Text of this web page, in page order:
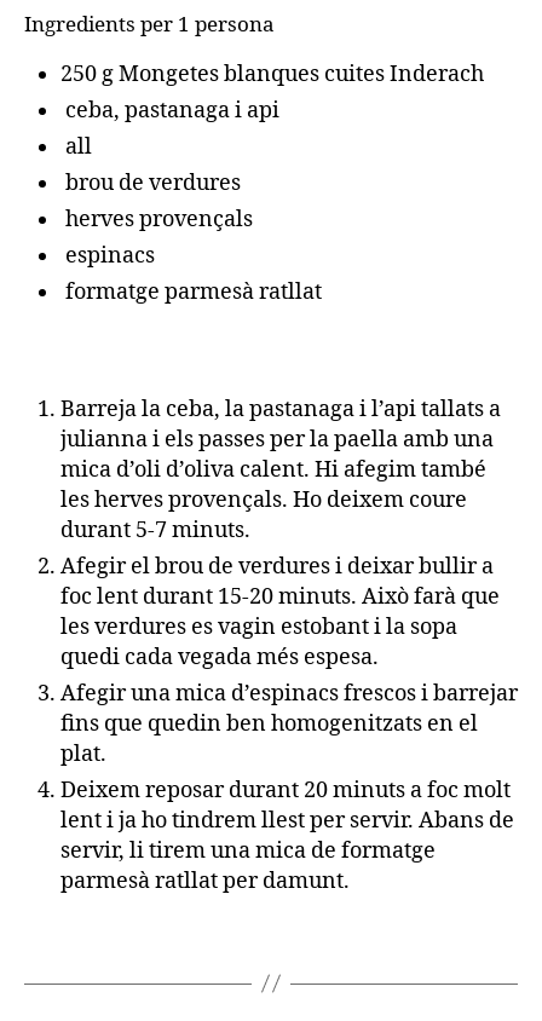
Ingredients per 1 persona
250 g Mongetes blanques cuites Inderach
ceba, pastanaga i api
all
brou de verdures
herves provençals
espinacs
formatge parmesà ratllat
Barreja la ceba, la pastanaga i l’api tallats a
julianna i els passes per la paella amb una
mica d’oli d’oliva calent. Hi afegim també
les herves provençals. Ho deixem coure
durant 5-7 minuts.
Afegir el brou de verdures i deixar bullir a
foc lent durant 15-20 minuts. Això farà que
les verdures es vagin estobant i la sopa
quedi cada vegada més espesa.
Afegir una mica d’espinacs frescos i barrejar
fins que quedin ben homogenitzats en el
plat.
Deixem reposar durant 20 minuts a foc molt
lent i ja ho tindrem llest per servir. Abans de
servir, li tirem una mica de formatge
parmesà ratllat per damunt.